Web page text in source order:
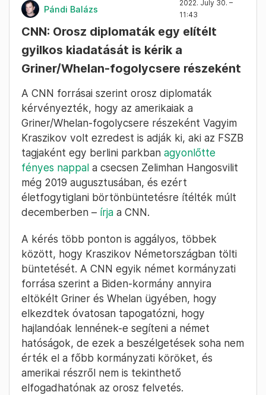
Pándi Balázs
2022. July 30. –
11:43
CNN: Orosz diplomaták egy elítélt
gyilkos kiadatását is kérik a
Griner/Whelan-fogolycsere részeként
A CNN forrásai szerint orosz diplomaták
kérvényezték, hogy az amerikaiak a
Griner/Whelan-fogolycsere részeként Vagyim
Kraszikov volt ezredest is adják ki, aki az FSZB
tagjaként egy berlini parkban agyonlőtte
fényes nappal a csecsen Zelimhan Hangosvilit
még 2019 augusztusában, és ezért
életfogytiglani börtönbüntetésre ítélték múlt
decemberben – írja a CNN.
A kérés több ponton is aggályos, többek
között, hogy Kraszikov Németországban tölti
büntetését. A CNN egyik német kormányzati
forrása szerint a Biden-kormány annyira
eltökélt Griner és Whelan ügyében, hogy
elkezdtek óvatosan tapogatózni, hogy
hajlandóak lennének-e segíteni a német
hatóságok, de ezek a beszélgetések soha nem
érték el a főbb kormányzati köröket, és
amerikai részről nem is tekinthető
elfogadhatónak az orosz felvetés.